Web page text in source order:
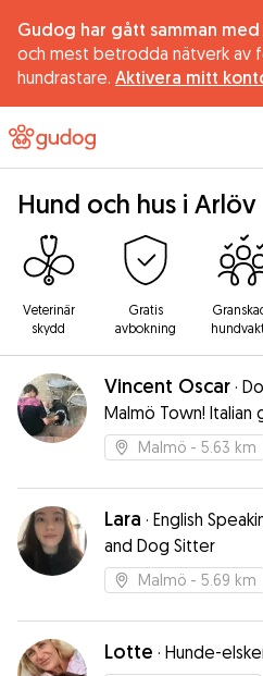
Gudog har gått samman med
och mest betrodda nätverk av
hundrastare. Aktivera mitt
Hund och hus i Arlöv
Veterinär
skydd
Gratis
avbokning
Vincent Oscar ·
Malmö Town! Italian
old, student. I love
Malmö - 5.63 km
Lara · English
and Dog Sitter
Malmö - 5.69 km
Lotte · Hunde-